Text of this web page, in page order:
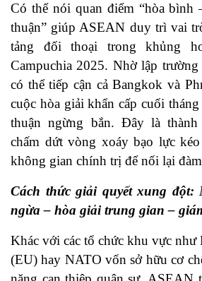
Có thể nói quan điểm “hòa bình
thuận” giúp ASEAN duy trì vai
tảng đối thoại trong khủng
Campuchia 2025. Nhờ lập
có thể tiếp cận cả Bangkok và
cuộc hòa giải khẩn cấp cuối
thuận ngừng bắn. Đây là
chấm dứt vòng xoáy bạo lực
không gian chính trị để nối lại
Cách thức giải quyết xung đột:
ngừa – hòa giải trung gian –
Khác với các tổ chức khu vực
(EU) hay NATO vốn sở hữu cơ